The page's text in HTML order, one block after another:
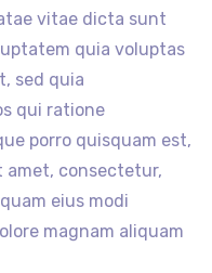
vitae dicta sunt
quia voluptas
sed quia
qui ratione
porro quisquam est,
amet, consectetur,
eius modi
magnam aliquam